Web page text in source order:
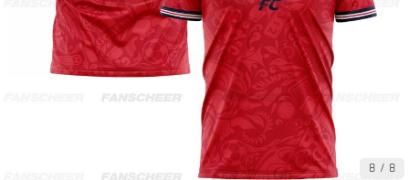
8 / 8